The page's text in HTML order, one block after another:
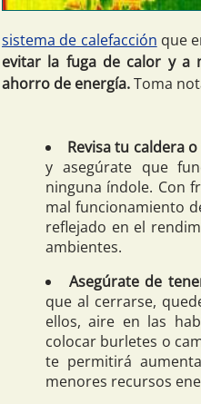
sistema de calefacción que
evitar la fuga de calor y a
ahorro de energía.Toma
Revisa tu caldera
y asegúrate que
ninguna índole. Con
mal funcionamiento
reflejado en el
ambientes.
Asegúrate de
que al cerrarse,
ellos, aire en las
colocar burletes o
te permitirá
menores recursos